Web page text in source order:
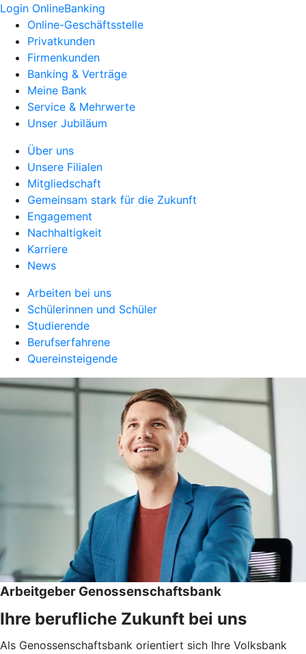
Login OnlineBanking
Online-Geschäftsstelle
Privatkunden
Firmenkunden
Banking & Verträge
Meine Bank
Service & Mehrwerte
Unser Jubiläum
Über uns
Unsere Filialen
Mitgliedschaft
Gemeinsam stark für die Zukunft
Engagement
Nachhaltigkeit
Karriere
News
Arbeiten bei uns
Schülerinnen und Schüler
Studierende
Berufserfahrene
Quereinsteigende
Arbeitgeber Genossenschaftsbank
Ihre berufliche Zukunft bei uns
Als Genossenschaftsbank orientiert sich Ihre Volksbank